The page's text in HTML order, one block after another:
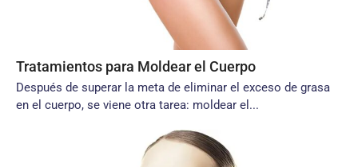
Tratamientos para Moldear el Cuerpo
Después de superar la meta de eliminar el exceso de grasa
en el cuerpo, se viene otra tarea: moldear el...